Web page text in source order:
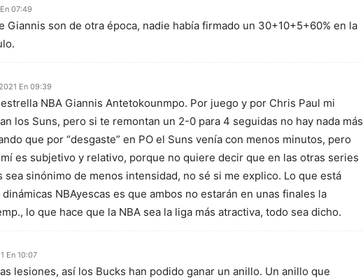
07:49
Giannis son de otra época, nadie había firmado un 30+10+5+60% en la
En 09:39
NBA Giannis Antetokounmpo. Por juego y por Chris Paul mi
los Suns, pero si te remontan un 2-0 para 4 seguidas no hay nada más
que por “desgaste” en PO el Suns venía con menos minutos, pero
es subjetivo y relativo, porque no quiere decir que en las otras series
sea sinónimo de menos intensidad, no sé si me explico. Lo que está
NBAyescas es que ambos no estarán en unas finales la
lo que hace que la NBA sea la liga más atractiva, todo sea dicho.
En 10:07
lesiones, así los Bucks han podido ganar un anillo. Un anillo que